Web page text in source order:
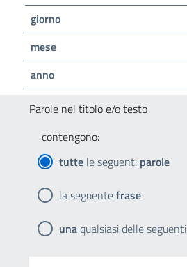
giorno
mese
anno
Parole nel titolo e/o testo
contengono:
tutte le seguenti parole
la seguentefrase
unaqualsiasi delle seguenti